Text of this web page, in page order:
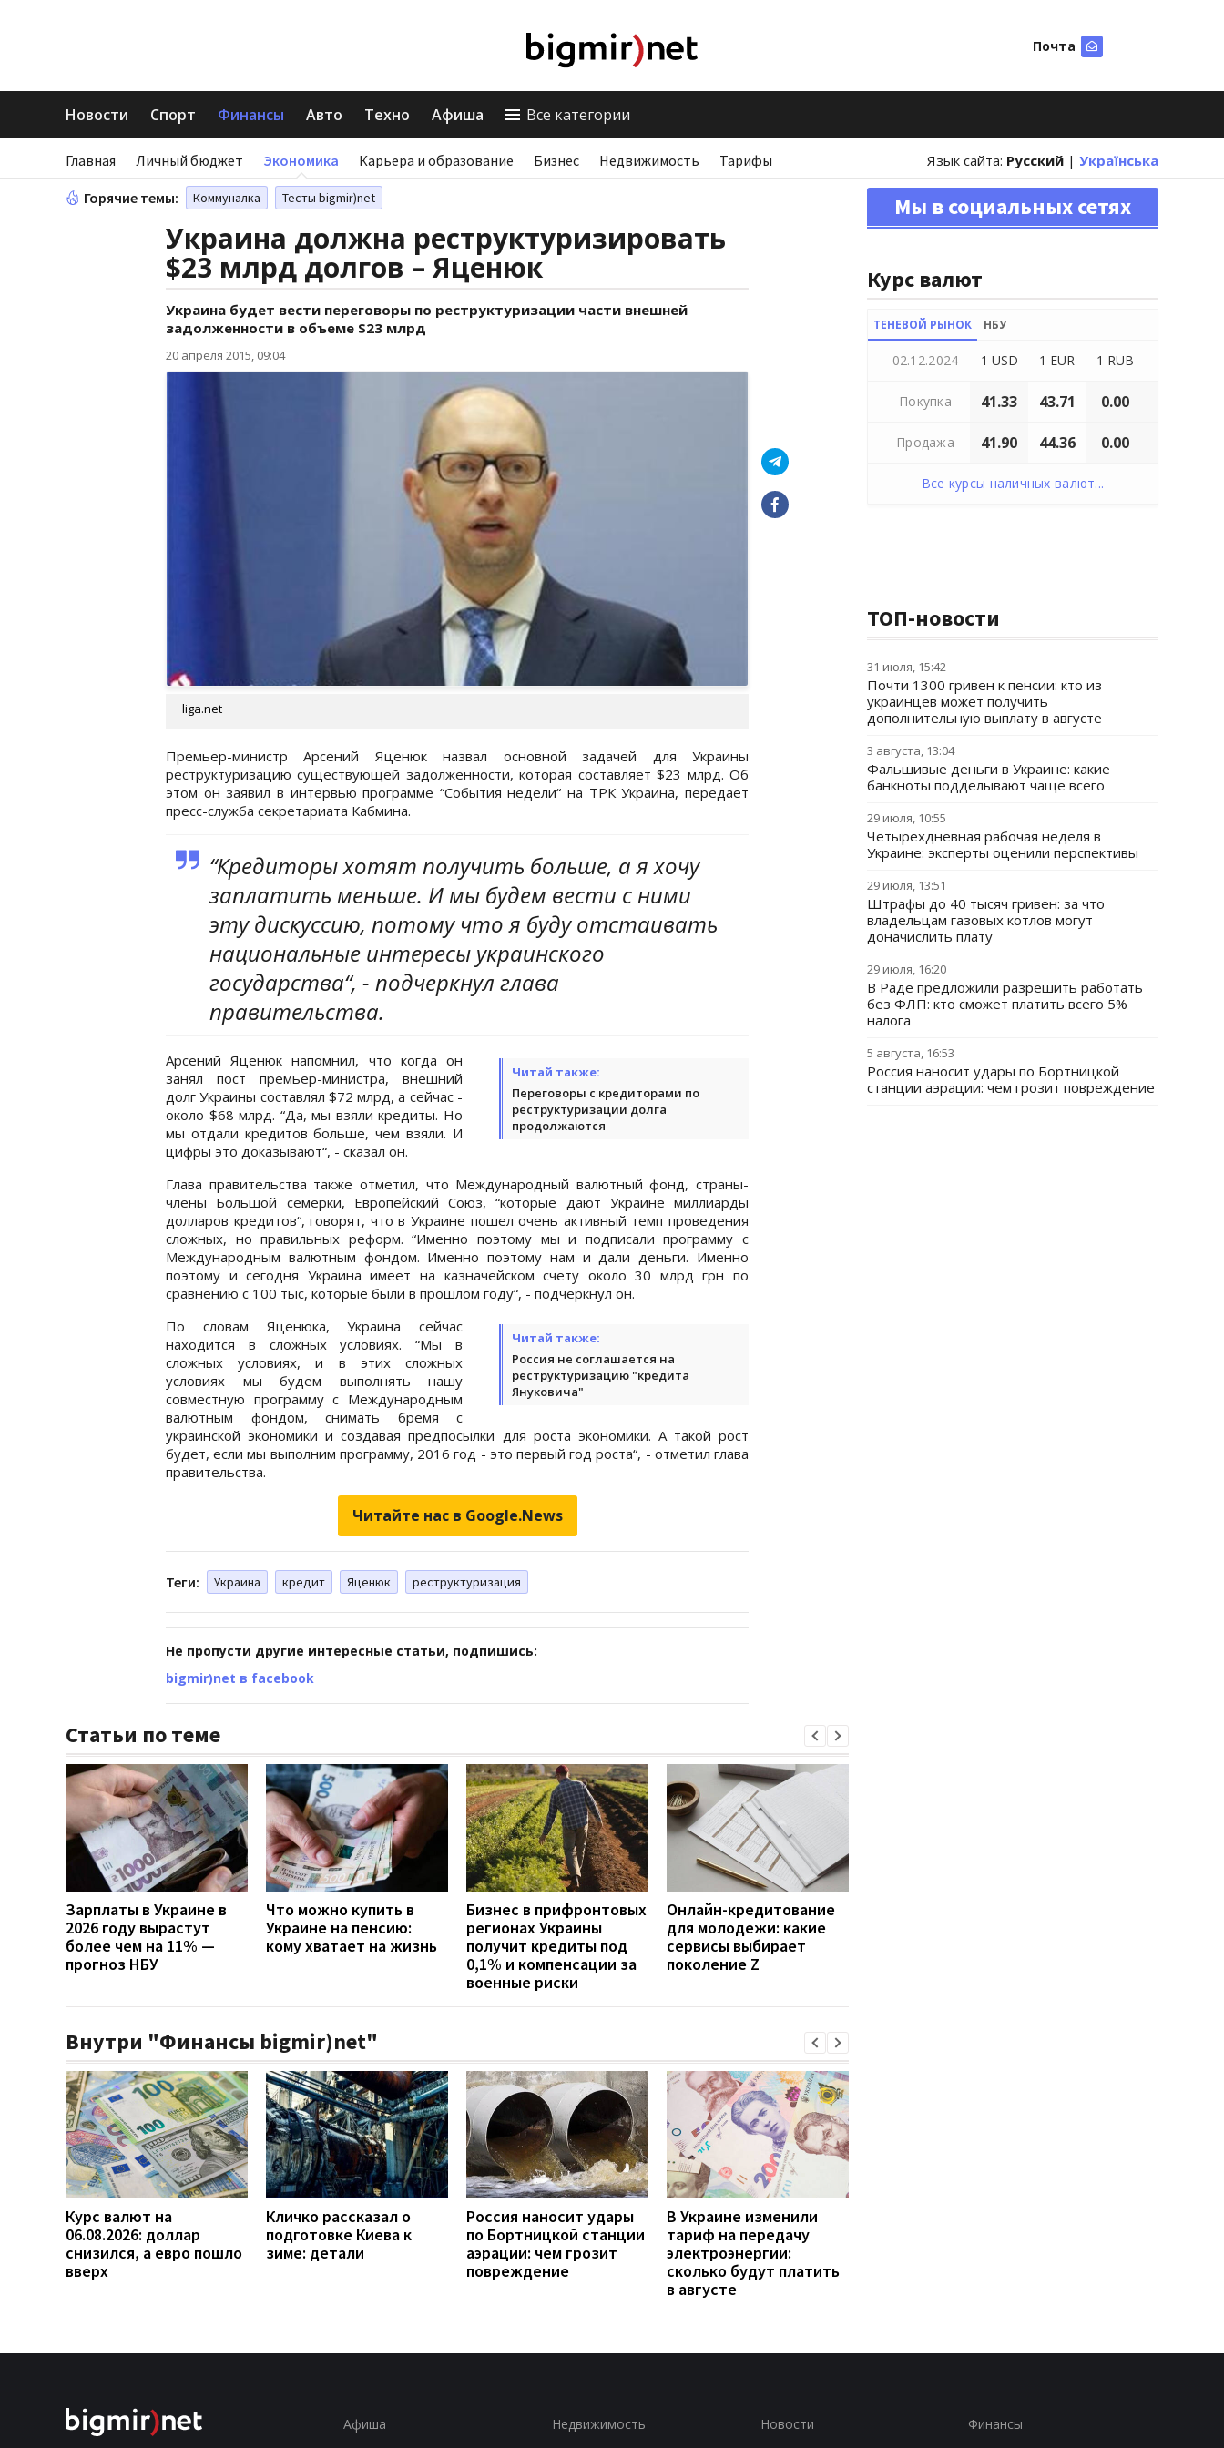
Почта
Новости Спорт Финансы Авто Техно Афиша Все категории
Главная Личный бюджет Экономика Карьера и образование Бизнес Недвижимость Тарифы Язык сайта: Русский | Українська
Горячие темы: Коммуналка Тесты bigmir)net
Украина должна реструктуризировать
$23 млрд долгов – Яценюк
Украина будет вести переговоры по реструктуризации части внешней
задолженности в объеме $23 млрд
20 апреля 2015, 09:04
liga.net
Премьер-министр Арсений Яценюк назвал основной задачей для Украины
реструктуризацию существующей задолженности, которая составляет $23 млрд. Об
этом он заявил в интервью программе “События недели“ на ТРК Украина, передает
пресс-служба секретариата Кабмина.
“Кредиторы хотят получить больше, а я хочу
заплатить меньше. И мы будем вести с ними
эту дискуссию, потому что я буду отстаивать
национальные интересы украинского
государства“, - подчеркнул глава
правительства.
Читай также:
Переговоры с кредиторами по
реструктуризации долга
продолжаются
Арсений Яценюк напомнил, что когда он
занял пост премьер-министра, внешний
долг Украины составлял $72 млрд, а сейчас -
около $68 млрд. “Да, мы взяли кредиты. Но
мы отдали кредитов больше, чем взяли. И
цифры это доказывают“, - сказал он.
Глава правительства также отметил, что Международный валютный фонд, страны-
члены Большой семерки, Европейский Союз, “которые дают Украине миллиарды
долларов кредитов“, говорят, что в Украине пошел очень активный темп проведения
сложных, но правильных реформ. “Именно поэтому мы и подписали программу с
Международным валютным фондом. Именно поэтому нам и дали деньги. Именно
поэтому и сегодня Украина имеет на казначейском счету около 30 млрд грн по
сравнению с 100 тыс, которые были в прошлом году“, - подчеркнул он.
Читай также:
Россия не соглашается на
реструктуризацию "кредита
Януковича"
По словам Яценюка, Украина сейчас
находится в сложных условиях. “Мы в
сложных условиях, и в этих сложных
условиях мы будем выполнять нашу
совместную программу с Международным
валютным фондом, снимать бремя с
украинской экономики и создавая предпосылки для роста экономики. А такой рост
будет, если мы выполним программу, 2016 год - это первый год роста“, - отметил глава
правительства.
Читайте нас в Google.News
Теги: Украина кредит Яценюк реструктуризация
Не пропусти другие интересные статьи, подпишись:
bigmir)net в facebook
Статьи по теме
Зарплаты в Украине в
2026 году вырастут
более чем на 11% —
прогноз НБУ
Что можно купить в
Украине на пенсию:
кому хватает на жизнь
Бизнес в прифронтовых
регионах Украины
получит кредиты под
0,1% и компенсации за
военные риски
Онлайн-кредитование
для молодежи: какие
сервисы выбирает
поколение Z
Внутри "Финансы bigmir)net"
Курс валют на
06.08.2026: доллар
снизился, а евро пошло
вверх
Кличко рассказал о
подготовке Киева к
зиме: детали
Россия наносит удары
по Бортницкой станции
аэрации: чем грозит
повреждение
В Украине изменили
тариф на передачу
электроэнергии:
сколько будут платить
в августе
Мы в социальных сетях
Курс валют
ТЕНЕВОЙ РЫНОК НБУ
02.12.2024 1 USD 1 EUR 1 RUB
Покупка 41.33 43.71 0.00
Продажа 41.90 44.36 0.00
Все курсы наличных валют...
ТОП-новости
31 июля, 15:42
Почти 1300 гривен к пенсии: кто из
украинцев может получить
дополнительную выплату в августе
3 августа, 13:04
Фальшивые деньги в Украине: какие
банкноты подделывают чаще всего
29 июля, 10:55
Четырехдневная рабочая неделя в
Украине: эксперты оценили перспективы
29 июля, 13:51
Штрафы до 40 тысяч гривен: за что
владельцам газовых котлов могут
доначислить плату
29 июля, 16:20
В Раде предложили разрешить работать
без ФЛП: кто сможет платить всего 5%
налога
5 августа, 16:53
Россия наносит удары по Бортницкой
станции аэрации: чем грозит повреждение
Афиша Недвижимость Новости Финансы